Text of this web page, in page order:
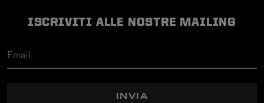
ISCRIVITI ALLE NOSTRE MAILING
INVIA